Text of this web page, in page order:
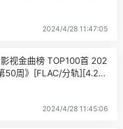
2024/4/28 11:47:05
视金曲榜 TOP100首 202
50周》[FLAC/分轨][4.2G
2024/4/28 11:45:06